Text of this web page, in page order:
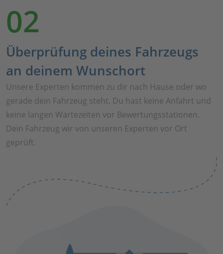
02
Überprüfung deines Fahrzeugs
an deinem Wunschort
Unsere Experten kommen zu dir nach Hause oder wo
gerade dein Fahrzeug steht. Du hast keine Anfahrt und
keine langen Wartezeiten vor Bewertungsstationen.
Dein Fahrzeug wir von unseren Experten vor Ort
geprüft.